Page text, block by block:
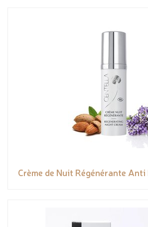
Crème de Nuit Régénérante